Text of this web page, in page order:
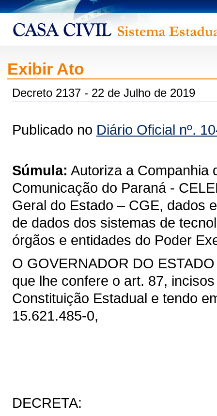
Exibir Ato
Decreto 2137 - 22 de Julho de 2019
Publicado no Diário Oficial nº.
Súmula: Autoriza a Companhia
Comunicação do Paraná -
Geral do Estado – CGE, dados
de dados dos sistemas de
órgãos e entidades do Poder
O GOVERNADOR DO
que lhe confere o art. 87,
Constituição Estadual e tendo
15.621.485-0,
DECRETA: